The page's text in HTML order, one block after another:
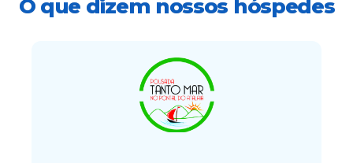
O que dizem nossos hóspedes